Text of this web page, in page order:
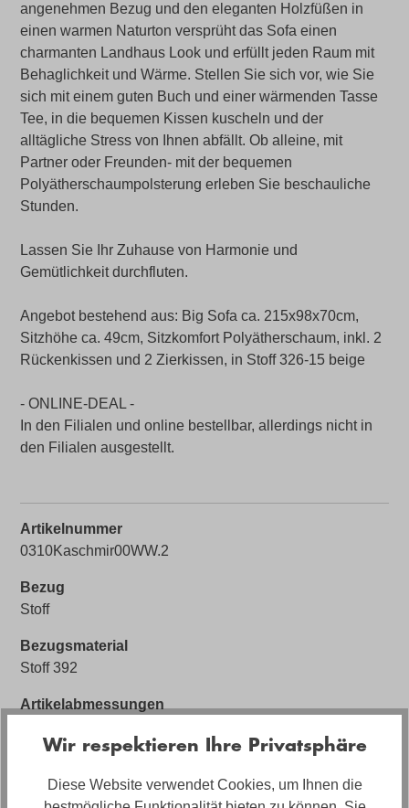
angenehmen Bezug und den eleganten Holzfüßen in
einen warmen Naturton versprüht das Sofa einen
charmanten Landhaus Look und erfüllt jeden Raum mit
Behaglichkeit und Wärme. Stellen Sie sich vor, wie Sie
sich mit einem guten Buch und einer wärmenden Tasse
Tee, in die bequemen Kissen kuscheln und der
alltägliche Stress von Ihnen abfällt. Ob alleine, mit
Partner oder Freunden- mit der bequemen
Polyätherschaumpolsterung erleben Sie beschauliche
Stunden.
Lassen Sie Ihr Zuhause von Harmonie und
Gemütlichkeit durchfluten.
Angebot bestehend aus: Big Sofa ca. 215x98x70cm,
Sitzhöhe ca. 49cm, Sitzkomfort Polyätherschaum, inkl. 2
Rückenkissen und 2 Zierkissen, in Stoff 326-15 beige
- ONLINE-DEAL -
In den Filialen und online bestellbar, allerdings nicht in
den Filialen ausgestellt.
Artikelnummer
0310Kaschmir00WW.2
Bezug
Stoff
Bezugsmaterial
Stoff 392
Artikelabmessungen
ca. 49cm
Wir respektieren Ihre Privatsphäre
Diese Website verwendet Cookies, um Ihnen die